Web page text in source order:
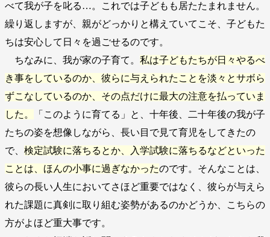
べて我が子を叱る…。これでは子どもも居たたまれません。
繰り返しますが、親がどっかりと構えていてこそ、子どもた
ちは安心して日々を過ごせるのです。
ちなみに、我が家の子育て。 私は子どもたちが日々やるべ
き事をしているのか、彼らに与えられたことを淡々とサボら
ずこなしているのか、その点だけに最大の注意を払っていま
した。
「このように育てる」と、十年後、二十年後の我が子
たちの姿を想像しながら、長い目で見て育児をしてきたの
で、 検定試験に落ちるとか、入学試験に落ちるなどといった
ことは、ほんの小事に過ぎなかったのです。そんなことは、
彼らの長い人生においてさほど重要ではなく、彼らが与えら
れた課題に真剣に取り組む姿勢があるのかどうか、こちらの
方がよほど重大事です。